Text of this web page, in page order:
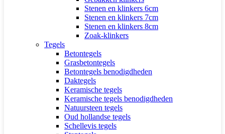
Stenen en klinkers 6cm
Stenen en klinkers 7cm
Stenen en klinkers 8cm
Zoak-klinkers
Tegels
Betontegels
Grasbetontegels
Betontegels benodigdheden
Daktegels
Keramische tegels
Keramische tegels benodigdheden
Natuursteen tegels
Oud hollandse tegels
Schellevis tegels